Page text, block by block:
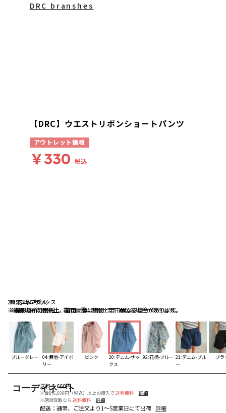
20:デニム-サックス
※撮影場所の関係上、着用画像は実物と若干異なる場合があります。
92:花柄-ブルー
※撮影場所の関係上、着用画像は実物と若干異なる場合があります。
21:デニム-ブルー
※撮影場所の関係上、着用画像は実物と若干異なる場合があります。
ブルーグレー
04:無地-アイボ
リー
ピンク
20:デニム-サッ
クス
92:花柄-ブルー 21:デニム-ブル
ー
ブラ
コーディネート
送料：660円
※合計6,600円（税込）以上の購入で 送料無料
詳細
※店頭受取なら 送料無料 詳細
配送： 通常、ご注文より1～5営業日にて出荷 詳細
DRC branshes
【DRC】ウエストリボンショートパンツ
アウトレット価格
￥330 税込